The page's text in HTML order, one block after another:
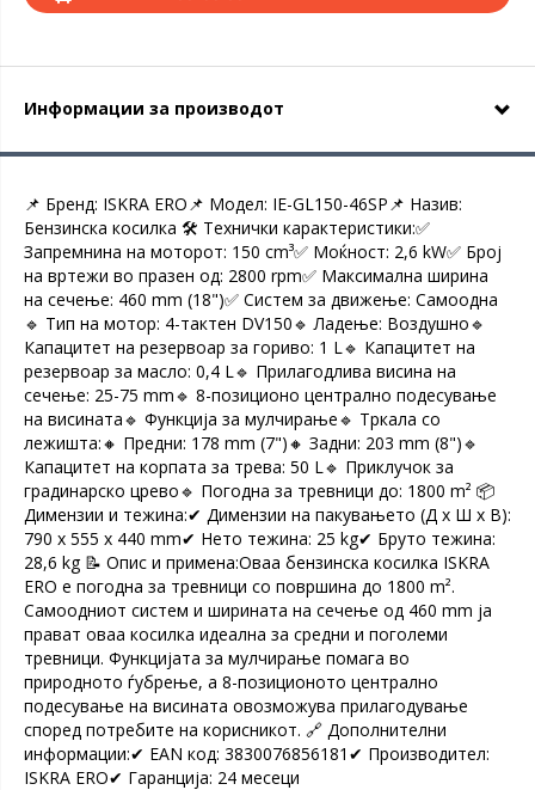
Информации за производот
📌 Бренд: ISKRA ERO📌 Модел: IE-GL150-46SP📌 Назив:
Бензинска косилка 🛠️ Технички карактеристики:✅
Запремнина на моторот: 150 cm³✅ Моќност: 2,6 kW✅ Број
на вртежи во празен од: 2800 rpm✅ Максимална ширина
на сечење: 460 mm (18")✅ Систем за движење: Самоодна
🔹 Тип на мотор: 4-тактен DV150🔹 Ладење: Воздушно🔹
Капацитет на резервоар за гориво: 1 L🔹 Капацитет на
резервоар за масло: 0,4 L🔹 Прилагодлива висина на
сечење: 25-75 mm🔹 8-позиционо централно подесување
на висината🔹 Функција за мулчирање🔹 Тркала со
лежишта:🔸 Предни: 178 mm (7")🔸 Задни: 203 mm (8")🔹
Капацитет на корпата за трева: 50 L🔹 Приклучок за
градинарско црево🔹 Погодна за тревници до: 1800 m² 📦
Димензии и тежина:✔ Димензии на пакувањето (Д x Ш x В):
790 x 555 x 440 mm✔ Нето тежина: 25 kg✔ Бруто тежина:
28,6 kg 📝 Опис и примена:Оваа бензинска косилка ISKRA
ERO е погодна за тревници со површина до 1800 m².
Самоодниот систем и ширината на сечење од 460 mm ја
прават оваа косилка идеална за средни и поголеми
тревници. Функцијата за мулчирање помага во
природното ѓубрење, а 8-позиционото централно
подесување на висината овозможува прилагодување
според потребите на корисникот. 🔗 Дополнителни
информации:✔ EAN код: 3830076856181✔ Производител:
ISKRA ERO✔ Гаранција: 24 месеци